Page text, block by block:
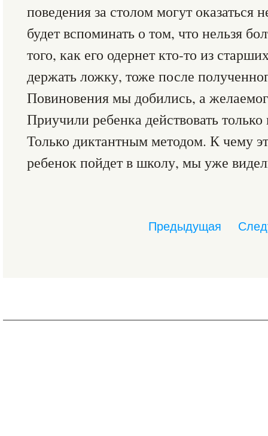
поведения за столом могут оказаться
будет вспоминать о том, что нельзя
того, как его одернет кто-то из
держать ложку, тоже после
Повиновения мы добились, а
Приучили ребенка действовать
Только диктантным методом. К чему
ребенок пойдет в школу, мы уже
Предыдущая